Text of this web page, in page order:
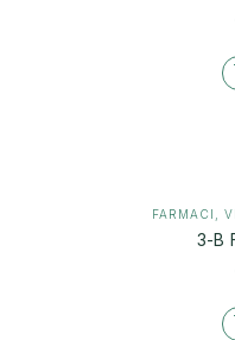
FARMACI
3-B